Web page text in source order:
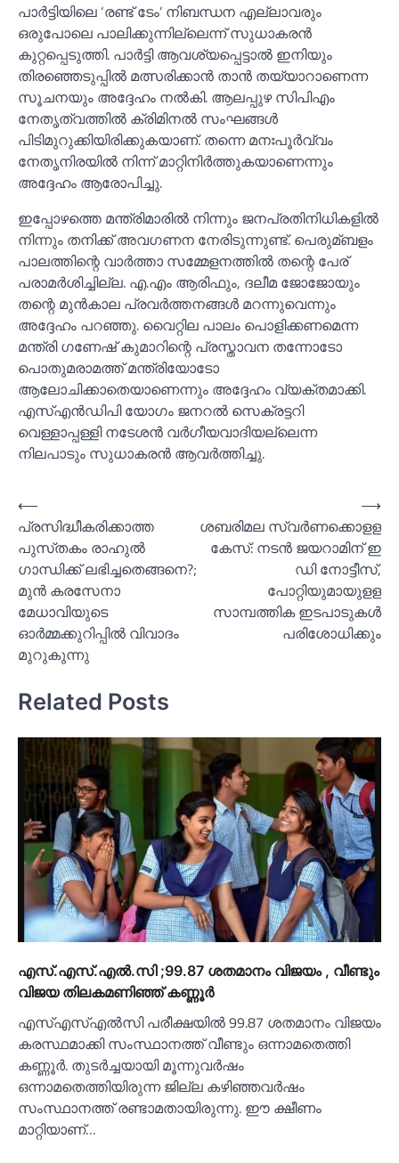
പാർട്ടിയിലെ ‘രണ്ട് ടേം’ നിബന്ധന എല്ലാവരും
ഒരുപോലെ പാലിക്കുന്നില്ലെന്ന് സുധാകരൻ
കുറ്റപ്പെടുത്തി. പാർട്ടി ആവശ്യപ്പെട്ടാല്‍ ഇനിയും
തിരഞ്ഞെടുപ്പില്‍ മത്സരിക്കാൻ താൻ തയ്യാറാണെന്ന
സൂചനയും അദ്ദേഹം നല്‍കി. ആലപ്പുഴ സിപിഎം
നേതൃത്വത്തില്‍ ക്രിമിനല്‍ സംഘങ്ങള്‍
പിടിമുറുക്കിയിരിക്കുകയാണ്. തന്നെ മനഃപൂർവ്വം
നേതൃനിരയില്‍ നിന്ന് മാറ്റിനിർത്തുകയാണെന്നും
അദ്ദേഹം ആരോപിച്ചു.
ഇപ്പോഴത്തെ മന്ത്രിമാരില്‍ നിന്നും ജനപ്രതിനിധികളില്‍
നിന്നും തനിക്ക് അവഗണന നേരിടുന്നുണ്ട്. പെരുമ്ബളം
പാലത്തിന്റെ വാർത്താ സമ്മേളനത്തില്‍ തന്റെ പേര്
പരാമർശിച്ചില്ല. എ.എം ആരിഫും, ദലീമ ജോജോയും
തന്റെ മുൻകാല പ്രവർത്തനങ്ങള്‍ മറന്നുവെന്നും
അദ്ദേഹം പറഞ്ഞു. വൈറ്റില പാലം പൊളിക്കണമെന്ന
മന്ത്രി ഗണേഷ് കുമാറിന്റെ പ്രസ്താവന തന്നോടോ
പൊതുമരാമത്ത് മന്ത്രിയോടോ
ആലോചിക്കാതെയാണെന്നും അദ്ദേഹം വ്യക്തമാക്കി.
എസ്‌എൻഡിപി യോഗം ജനറല്‍ സെക്രട്ടറി
വെള്ളാപ്പള്ളി നടേശൻ വർഗീയവാദിയല്ലെന്ന
നിലപാടും സുധാകരൻ ആവർത്തിച്ചു.
Post
navigation
⟵
പ്രസിദ്ധീകരിക്കാത്ത
പുസ്‌തകം രാഹുല്‍
ഗാന്ധിക്ക് ലഭിച്ചതെങ്ങനെ?;
മുൻ കരസേനാ
മേധാവിയുടെ
ഓര്‍മ്മക്കുറിപ്പില്‍ വിവാദം
മുറുകുന്നു
ശബരിമല സ്വര്‍ണക്കൊളള
കേസ്: നടന്‍ ജയറാമിന് ഇ
ഡി നോട്ടീസ്,
പോറ്റിയുമായുളള
സാമ്പത്തിക ഇടപാടുകള്‍
പരിശോധിക്കും
⟶
Related Posts
എസ്.എസ്.എല്‍.സി ;99.87 ശതമാനം വിജയം , വീണ്ടും
വിജയ തിലകമണിഞ്ഞ് കണ്ണൂര്‍
എസ്‌എസ്‌എല്‍സി പരീക്ഷയില്‍ 99.87 ശതമാനം വിജയം
കരസ്ഥമാക്കി സംസ്ഥാനത്ത് വീണ്ടും ഒന്നാമതെത്തി
കണ്ണൂര്‍. തുടര്‍ച്ചയായി മൂന്നുവര്‍ഷം
ഒന്നാമതെത്തിയിരുന്ന ജില്ല കഴിഞ്ഞവര്‍ഷം
സംസ്ഥാനത്ത് രണ്ടാമതായിരുന്നു. ഈ ക്ഷീണം
മാറ്റിയാണ്…